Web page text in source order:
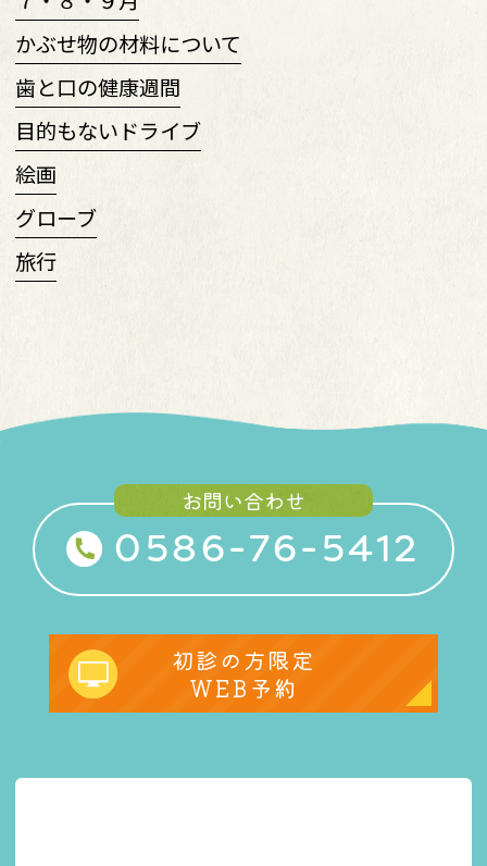
かぶせ物の材料について
歯と口の健康週間
目的もないドライブ
絵画
グローブ
旅行
お問い合わせ
0586-76-5412
初診の方限定
WEB予約